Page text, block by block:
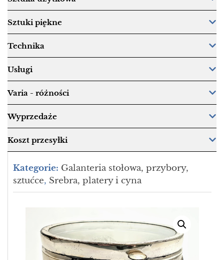
Sztuki piękne
Technika
Usługi
Varia - różności
Wyprzedaże
Koszt przesyłki
Kategorie: Galanteria stołowa, przybory,
sztućce, Srebra, platery i cyna